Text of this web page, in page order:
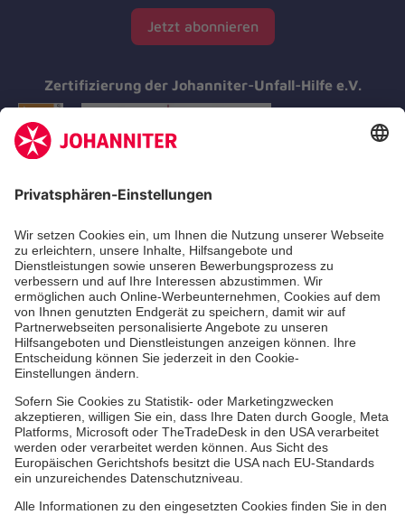
Jetzt abonnieren
Zertifizierung der Johanniter-Unfall-Hilfe e.V.
Aus- & Fortbildungen
Erste-Hilfe-Kurse
Jobs & Ehrenamt
Freiwilligendienst
Spendenprojekte
Johanniter-Jugend
Einrichtungen